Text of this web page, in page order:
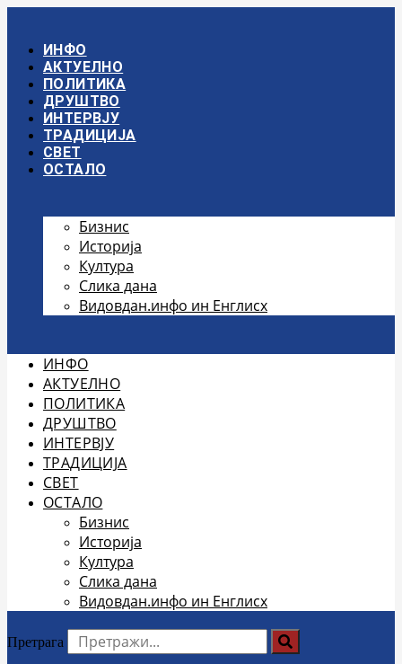
садржајИНФО
АКТУЕЛНО
ПОЛИТИКА
ДРУШТВО
ИНТЕРВЈУ
ТРАДИЦИЈА
СВЕТ
ОСТАЛО
Бизнис
Историја
Култура
Слика дана
Видовдан.инфо ин Енглисх
ИНФО
АКТУЕЛНО
ПОЛИТИКА
ДРУШТВО
ИНТЕРВЈУ
ТРАДИЦИЈА
СВЕТ
ОСТАЛО
Бизнис
Историја
Култура
Слика дана
Видовдан.инфо ин Енглисх
Претрага